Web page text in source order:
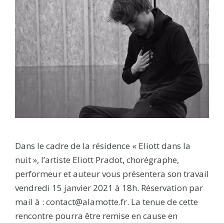
Dans le cadre de la résidence « Eliott dans la
nuit », l’artiste Eliott Pradot, chorégraphe,
performeur et auteur vous présentera son travail
vendredi 15 janvier 2021 à 18h. Réservation par
mail à : contact@alamotte.fr. La tenue de cette
rencontre pourra être remise en cause en